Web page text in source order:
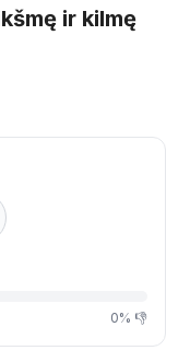
ir kilmę
0% 👎